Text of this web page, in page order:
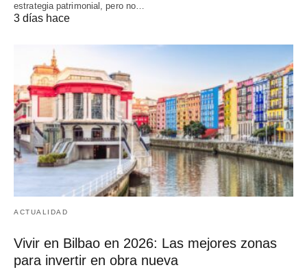
estrategia patrimonial, pero no…
3 días hace
ACTUALIDAD
Vivir en Bilbao en 2026: Las mejores zonas
para invertir en obra nueva